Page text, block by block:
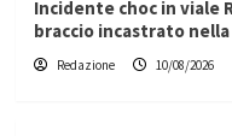
Incidente choc in viale
braccio incastrato
Redazione 10/08/2026